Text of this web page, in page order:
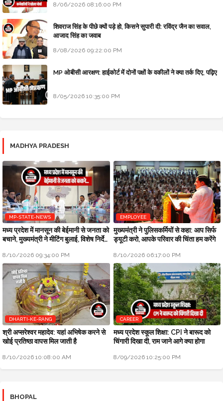
8/06/2026 08:16:00 PM
शिवराज सिंह के पीछे क्यों पड़े हो, किसने सुपारी दी: रविंद्र जैन का सवाल,
आजाद सिंह का जवाब
8/08/2026 09:22:00 PM
MP ओबीसी आरक्षण: हाईकोर्ट में दोनों पक्षों के वकीलों ने क्या तर्क दिए, पढ़िए
8/05/2026 10:35:00 PM
MADHYA PRADESH
MP-STATE-NEWS
मध्य प्रदेश में मानसून की बेईमानी से जनता को
बचाने, मुख्यमंत्री ने मीटिंग बुलाई, विशेष निर्देश
8/10/2026 09:34:00 PM
EMPLOYEE
मुख्यमंत्री ने पुलिसकर्मियों से कहा: आप सिर्फ
ड्यूटी करो, आपके परिवार की चिंता हम करेंगे
8/10/2026 06:17:00 PM
DHARTI-KE-RANG
श्री अप्सरेश्वर महादेव: यहां अभिषेक करने से
खोई प्रतिष्ठा वापस मिल जाती है
8/10/2026 10:08:00 AM
CAREER
मध्य प्रदेश स्कूल शिक्षा: CPI ने बारूद को
चिंगारी दिखा दी, राम जाने आगे क्या होगा
8/09/2026 10:25:00 PM
BHOPAL